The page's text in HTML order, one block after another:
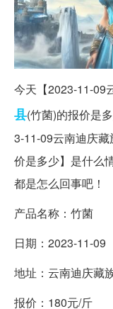
今天【2023-11-09
县(竹菌)的报价是
3-11-09云南迪庆
价是多少】是什么
都是怎么回事吧！
产品名称：竹菌
日期：2023-11-09
地址：云南迪庆藏
报价：180元/斤